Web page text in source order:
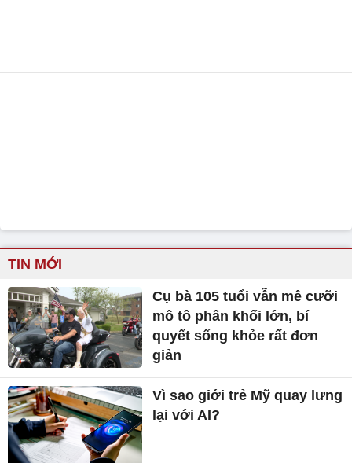
TIN MỚI
Cụ bà 105 tuổi vẫn mê cưỡi
mô tô phân khối lớn, bí
quyết sống khỏe rất đơn
giản
Vì sao giới trẻ Mỹ quay lưng
lại với AI?